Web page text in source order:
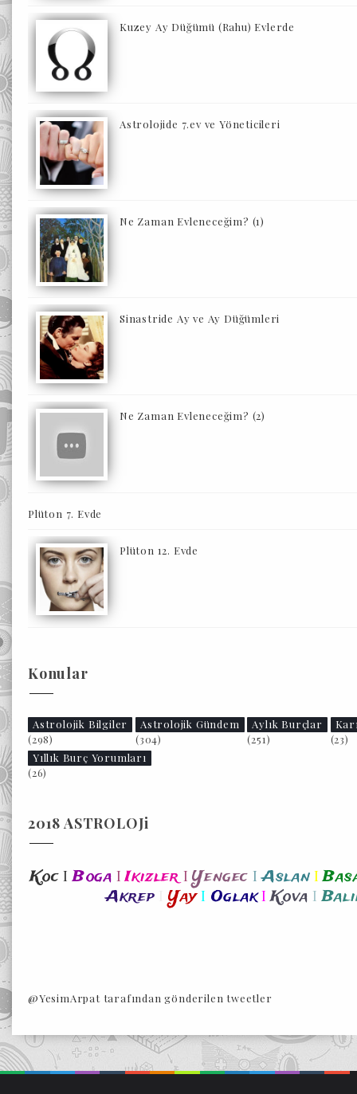
Kuzey Ay Düğümü (Rahu) Evlerde
Astrolojide 7.ev ve Yöneticileri
Ne Zaman Evleneceğim? (1)
Sinastride Ay ve Ay Düğümleri
Ne Zaman Evleneceğim? (2)
Plüton 7. Evde
Plüton 12. Evde
Konular
Astrolojik Bilgiler
(298)
Astrolojik Gündem
(304)
Aylık Burçlar
(251)
(23)
Yıllık Burç Yorumları
(26)
2018 ASTROLOJi
Koc I Boga I Ikizler I Yengec I Aslan I
Akrep
Yay I Oglak I Kova I
@YesimArpat tarafından gönderilen tweetler